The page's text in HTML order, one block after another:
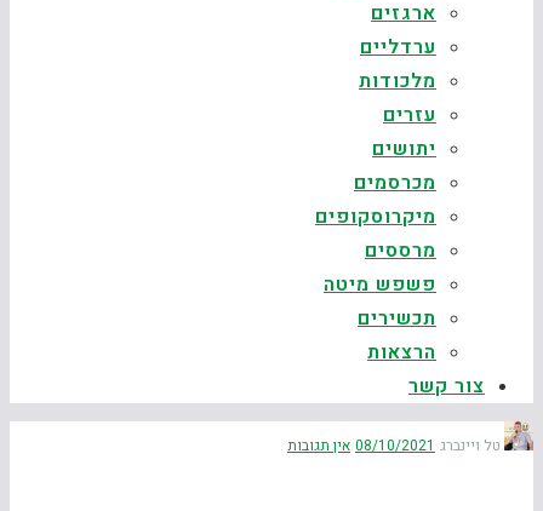
ארגזים
ערדליים
מלכודות
עזרים
יתושים
מכרסמים
מיקרוסקופים
מרססים
פשפש מיטה
תכשירים
הרצאות
צור קשר
טל ויינברג 08/10/2021 אין תגובות